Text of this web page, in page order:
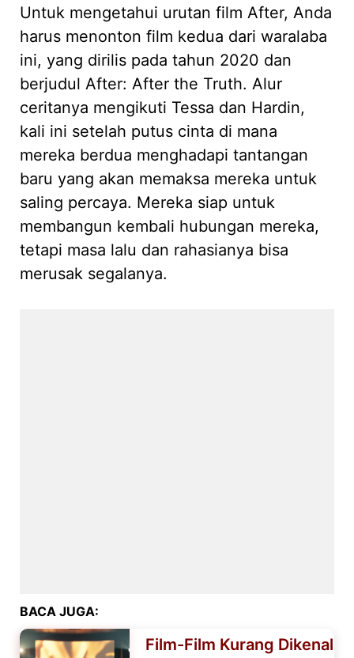
Untuk mengetahui urutan film After, Anda
harus menonton film kedua dari waralaba
ini, yang dirilis pada tahun 2020 dan
berjudul After: After the Truth. Alur
ceritanya mengikuti Tessa dan Hardin,
kali ini setelah putus cinta di mana
mereka berdua menghadapi tantangan
baru yang akan memaksa mereka untuk
saling percaya. Mereka siap untuk
membangun kembali hubungan mereka,
tetapi masa lalu dan rahasianya bisa
merusak segalanya.
BACA JUGA:
Film-Film Kurang Dikenal